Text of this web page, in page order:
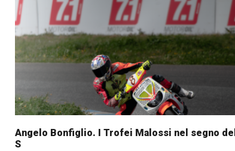
Angelo Bonfiglio. I Trofei Malossi nel segno
S